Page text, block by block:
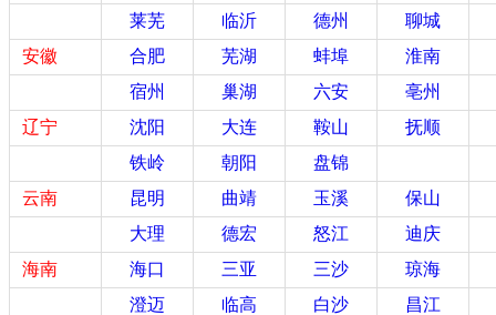
莱芜
临沂 德州
聊城
安徽
合肥 芜湖 蚌埠
淮南
宿州
巢湖 六安
亳州
辽宁
沈阳 大连 鞍山
抚顺
铁岭
朝阳
盘锦
云南
昆明 曲靖 玉溪
保山
大理
德宏 怒江
迪庆
海南
海口 三亚 三沙
琼海
澄迈
临高 白沙
昌江